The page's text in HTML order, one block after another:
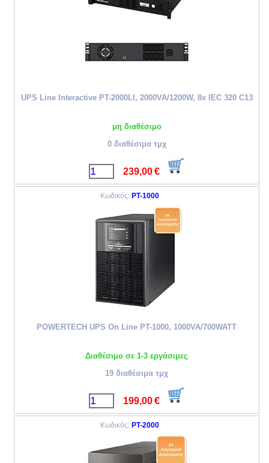
UPS Line Interactive PT-2000LI, 2000VA/1200W, 8x IEC 320 C13
μη διαθέσιμο
0 διαθέσιμα τμχ
239,00 €
Κωδικός: PT-1000
POWERTECH UPS On Line PT-1000, 1000VA/700WATT
Διαθέσιμο σε 1-3 εργάσιμες
19 διαθέσιμα τμχ
199,00 €
Κωδικός: PT-2000